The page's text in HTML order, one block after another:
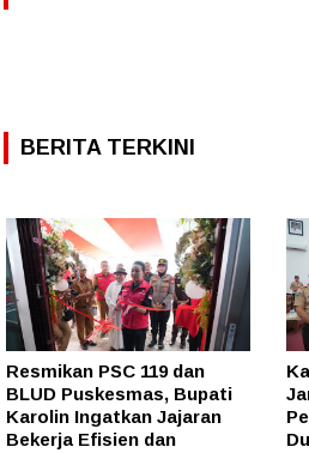
BERITA TERKINI
Resmikan PSC 119 dan
BLUD Puskesmas, Bupati
Karolin Ingatkan Jajaran
Bekerja Efisien dan